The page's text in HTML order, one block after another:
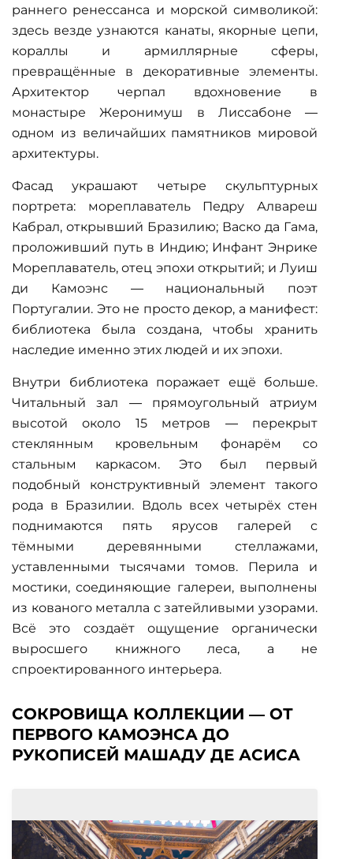
раннего ренессанса и морской символикой:
здесь везде узнаются канаты, якорные цепи,
кораллы и армиллярные сферы,
превращённые в декоративные элементы.
Архитектор черпал вдохновение в
монастыре Жеронимуш в Лиссабоне —
одном из величайших памятников мировой
архитектуры.
Фасад украшают четыре скульптурных
портрета: мореплаватель Педру Алвареш
Кабрал, открывший Бразилию; Васко да Гама,
проложивший путь в Индию; Инфант Энрике
Мореплаватель, отец эпохи открытий; и Луиш
ди Камоэнс — национальный поэт
Португалии. Это не просто декор, а манифест:
библиотека была создана, чтобы хранить
наследие именно этих людей и их эпохи.
Внутри библиотека поражает ещё больше.
Читальный зал — прямоугольный атриум
высотой около 15 метров — перекрыт
стеклянным кровельным фонарём со
стальным каркасом. Это был первый
подобный конструктивный элемент такого
рода в Бразилии. Вдоль всех четырёх стен
поднимаются пять ярусов галерей с
тёмными деревянными стеллажами,
уставленными тысячами томов. Перила и
мостики, соединяющие галереи, выполнены
из кованого металла с затейливыми узорами.
Всё это создаёт ощущение органически
выросшего книжного леса, а не
спроектированного интерьера.
СОКРОВИЩА КОЛЛЕКЦИИ — ОТ
ПЕРВОГО КАМОЭНСА ДО
РУКОПИСЕЙ МАШАДУ ДЕ АСИСА